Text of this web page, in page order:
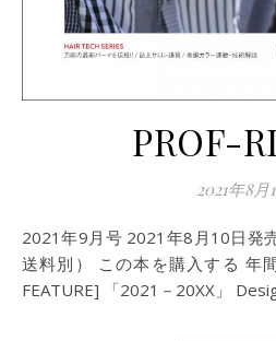
PROF-
2021年8月
2021年9月号 2021年8月10日発売 A4判 1,980円（税込・
送料別） この本を購入する 年
FEATURE] 「2021－20XX」